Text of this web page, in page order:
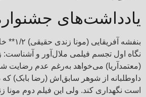
یادداشت‌های
بنفشه
نگاه اول تجسم فیلمی ملال‌آور و آشناست:
(معتمدآریا) می‌خواهد به‌رغم عدم رضایت
داوطلبانه از شوهر سابق‌اش (رضا بابک) که
است نگهداری کند. ولی این فیلم دوم مونا